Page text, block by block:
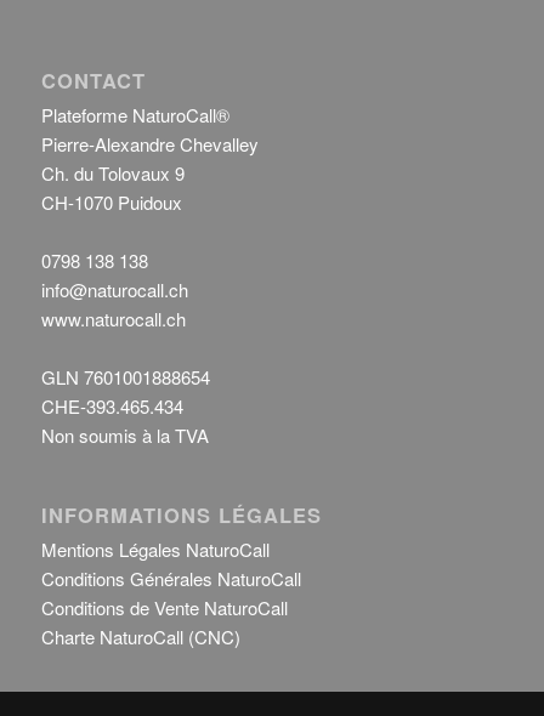
CONTACT
Plateforme NaturoCall®
Pierre-Alexandre Chevalley
Ch. du Tolovaux 9
CH-1070 Puidoux
0798 138 138
info@naturocall.ch
www.naturocall.ch
GLN 7601001888654
CHE-393.465.434
Non soumis à la TVA
INFORMATIONS LÉGALES
Mentions Légales NaturoCall
Conditions Générales NaturoCall
Conditions de Vente NaturoCall
Charte NaturoCall (CNC)